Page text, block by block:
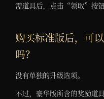
需道具后，点击“领取”按钮
购买标准版后，可
吗？
没有单独的升级选项。
不过，豪华版所含的奖励道